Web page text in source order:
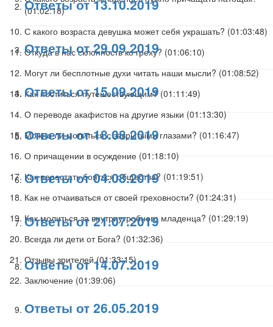
(01:02:18)
С какого возраста девушка может себя украшать? (01:03:48)
Откуда в нас склонность ко греху? (01:06:10)
Могут ли бесплотные духи читать наши мысли? (01:08:52)
Как поститься путешествующим? (01:11:49)
О переводе акафистов на другие языки (01:13:30)
Можно ли молиться с закрытыми глазами? (01:16:47)
О причащении в осуждение (01:18:10)
Как перестать бояться общества? (01:19:51)
Как не отчаиваться от своей греховности? (01:24:31)
Как молиться за внутриутробного младенца? (01:29:19)
Всегда ли дети от Бога? (01:32:36)
Отзывы зрителей (01:33:15)
Заключение (01:39:06)
Ответы от 13.10.2019
Ответы от 29.09.2019
Ответы от 15.09.2019
Ответы от 18.08.2019
Ответы от 04.08.2019
Ответы от 21.07.2019
Ответы от 14.07.2019
Ответы от 26.05.2019